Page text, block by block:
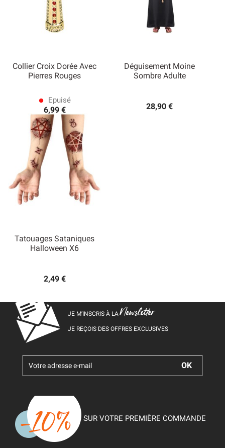
Collier Croix Dorée Avec
Pierres Rouges
lens Epuisé
6,99 €
Déguisement Moine
Sombre Adulte
28,90 €
Tatouages Sataniques
Halloween X6
2,49 €
JE M’INSCRIS À LANewsletter
JE REÇOIS DES OFFRES EXCLUSIVES
SUR VOTRE PREMIÈRE COMMANDE